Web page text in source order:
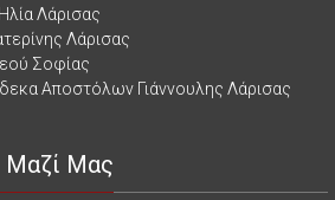
Λάρισας
Λάρισας
Σοφίας
Αποστόλων Γιάννουλης Λάρισας
Μαζί Μας